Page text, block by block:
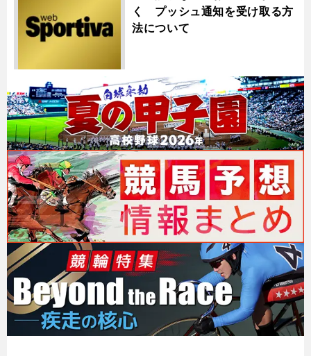
く プッシュ通知を受け取る方
法について